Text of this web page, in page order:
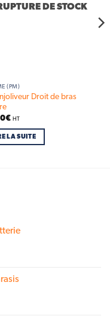
DE STOCK
(PM)
Droit de bras
€ HT
LA SUITE